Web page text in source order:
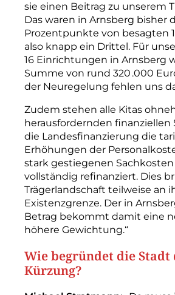
sie einen Beitrag zu unserem
Das waren in Arnsberg bisher
Prozentpunkte von besagten
also knapp ein Drittel. Für
16 Einrichtungen in Arnsberg
Summe von rund 320 .000
der Neuregelung fehlen uns
Zudem stehen alle Kitas
herausfordernden finanziellen
die Landesfinanzierung die
Erhöhungen der
stark gestiegenen
vollständig refinanziert. Dies
Trägerlandschaft teilweise an
Existenzgrenze. Der in
Betrag bekommt damit eine
höhere ­Gewichtung.“
Wie begründet die Stadt
Kürzung?